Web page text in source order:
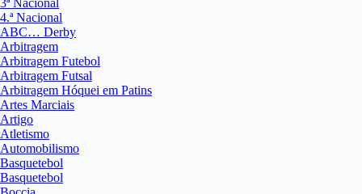
3ª Nacional
4.ª Nacional
ABC… Derby
Arbitragem
Arbitragem Futebol
Arbitragem Futsal
Arbitragem Hóquei em Patins
Artes Marciais
Artigo
Atletismo
Automobilismo
Basquetebol
Basquetebol